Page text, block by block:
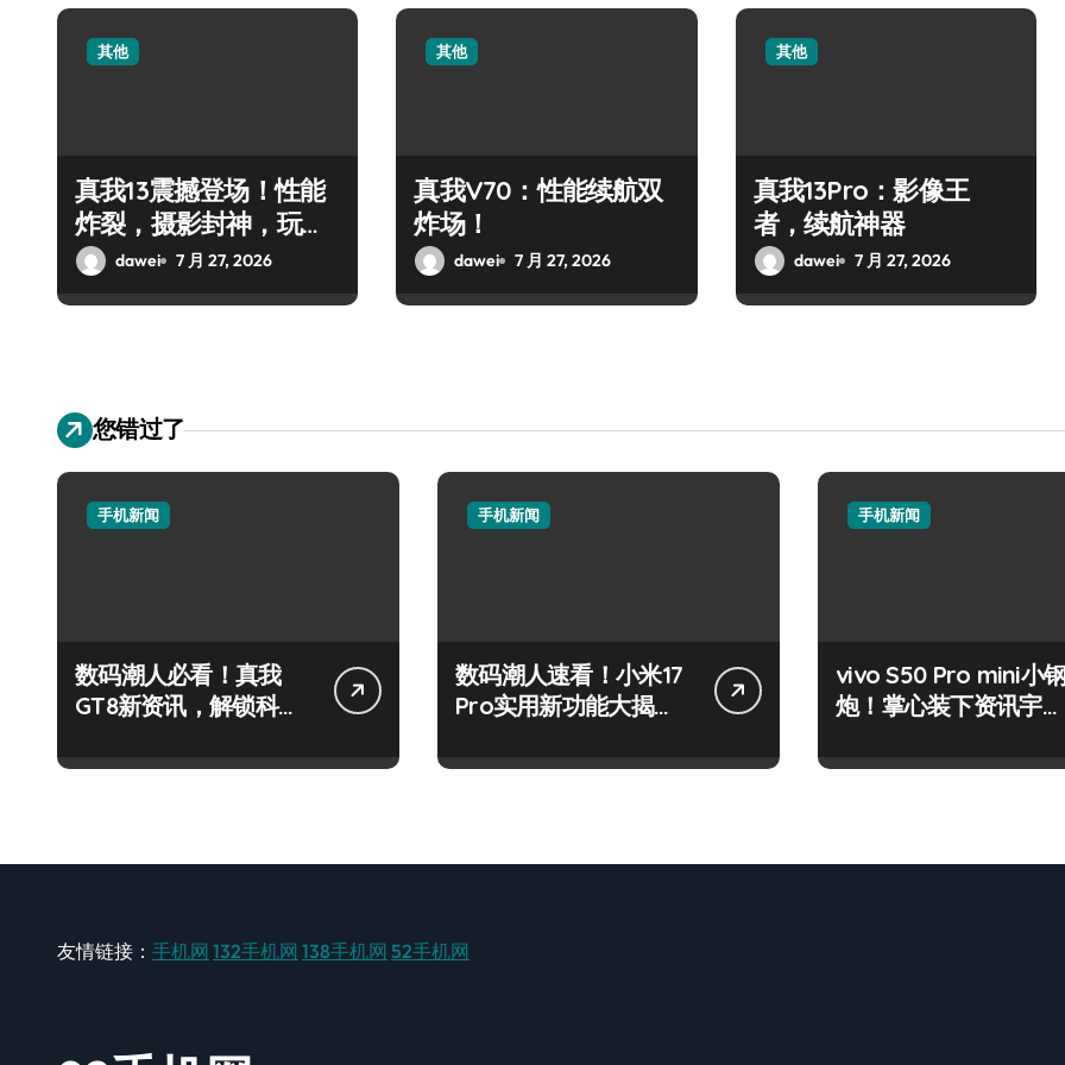
其他
真我13震撼登场！性能
炸裂，摄影封神，玩机
党狂欢！
dawei 7 月 27, 2026
其他
真我V70：性能续航双
炸场！
dawei 7 月 27, 2026
其他
真我13Pro：影像王
者，续航神器
dawei 7 月 27, 2026
您错过了
手机新闻
数码潮人必看！真我
GT8新资讯，解锁科技
手机新闻
数码潮人速看！小米17
Pro实用新功能大揭
手机新闻
vivo S50 Pro mini小
炮！掌心装下资讯宇
友情链接： 手机网 132手机网 138手机网 52手机网